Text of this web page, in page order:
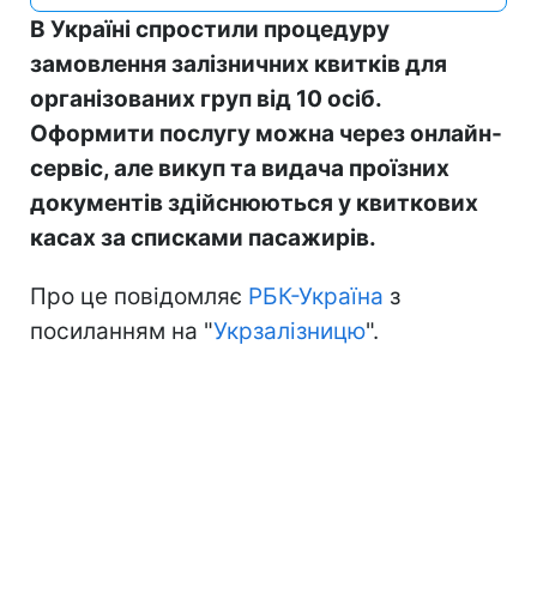
В Україні спростили процедуру
замовлення залізничних квитків для
організованих груп від 10 осіб.
Оформити послугу можна через онлайн-
сервіс, але викуп та видача проїзних
документів здійснюються у квиткових
касах за списками пасажирів.
Про це повідомляє РБК-Україна з
посиланням на "Укрзалізницю".